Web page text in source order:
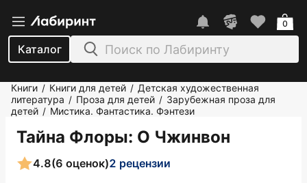
Каталог
0
Книги / Книги для детей / Детская художественная
литература / Проза для детей / Зарубежная проза для
детей / Мистика. Фантастика. Фэнтези
Тайна Флоры: О Чжинвон
4.8(6 оценок)2 рецензии